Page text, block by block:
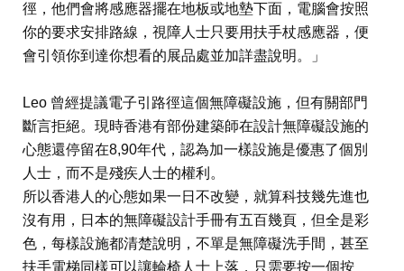
徑，他們會將感應器擺在地板或地墊下面，電腦會按照
你的要求安排路線，視障人士只要用扶手杖感應器，便
會引領你到達你想看的展品處並加詳盡說明。」
Leo 曾經提議電子引路徑這個無障礙設施，但有關部門
斷言拒絕。現時香港有部份建築師在設計無障礙設施的
心態還停留在8,90年代，認為加一樣設施是優惠了個別
人士，而不是殘疾人士的權利。
所以香港人的心態如果一日不改變，就算科技幾先進也
沒有用，日本的無障礙設計手冊有五百幾頁，但全是彩
色，每樣設施都清楚說明，不單是無障礙洗手間，甚至
扶手電梯同樣可以讓輪椅人士上落，只需要按一個按